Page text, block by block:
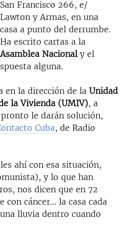
San Francisco 266, e/
Lawton y Armas, en una
casa a punto del derrumbe.
Ha escrito cartas a la
Asamblea Nacionaly el
alguna.
en la dirección de la Unidad
la Vivienda (UMIV), a
le darán solución,
Cuba, de Radio
ahí con esa situación,
y lo que han
nos dicen que en 72
con cáncer… la casa cada
lluvia dentro cuando